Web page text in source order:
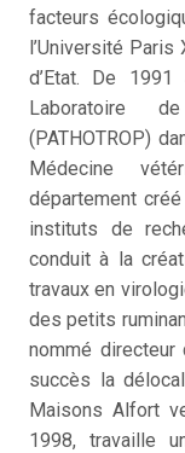
facteurs
l’Université
d’Etat. De
Laboratoire
(PATHOTROP)
Médecine
département
instituts de
conduit à la
travaux en
des petits
nommé directeur
succès la
Maisons Alfort
1998, travaille